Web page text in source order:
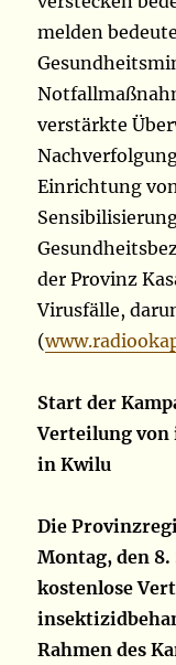
melden
verstärkte
Einrichtung
der Provinz
Virusfälle,
(
Start der
Verteilung
in Kwilu
Die
Montag, den 8.
kostenlose
Rahmen des